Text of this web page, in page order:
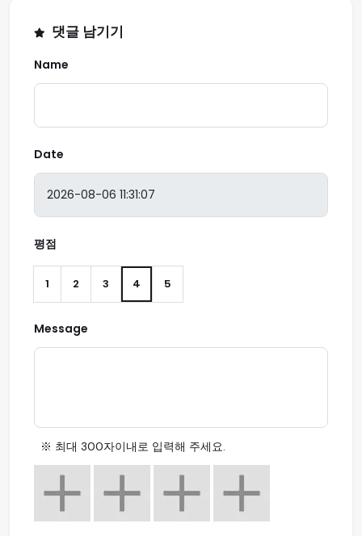
댓글 남기기
Name
Date
평점
1 2 3 4 5
Message
※ 최대 300자이내로 입력해 주세요.